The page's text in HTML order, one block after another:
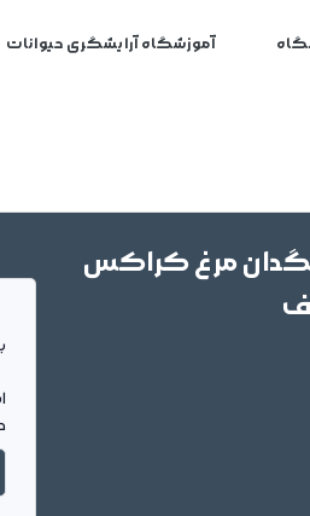
آموزشگاه آرایشگری حیوانات
مرغ کراکس